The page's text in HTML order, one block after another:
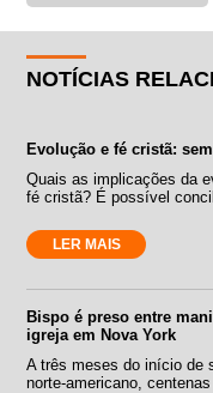
NOTÍCIAS
Evolução e fé cristã:
Quais as implicações da
fé cristã? É possível
LER MAIS
Bispo é preso entre
igreja em Nova York
A três meses do início de
norte-americano,